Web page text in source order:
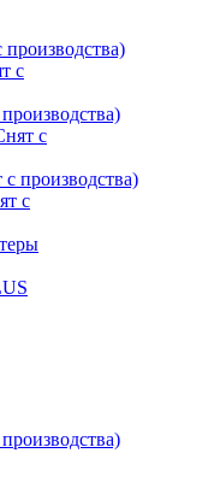
с
с
производства)
с